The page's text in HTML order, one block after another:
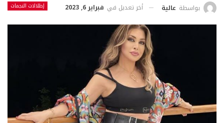
إطلالات النجمات بواسطة عالية أخر تعديل في فبراير 6, 2023